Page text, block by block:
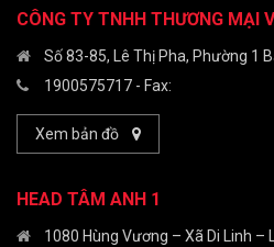
CÔNG TY TNHH THƯƠNG MẠI
Số 83-85, Lê Thị Pha, Phường 1
1900575717 - Fax:
Xem bản đồ
HEAD TÂM ANH 1
1080 Hùng Vương – Xã Di Linh –